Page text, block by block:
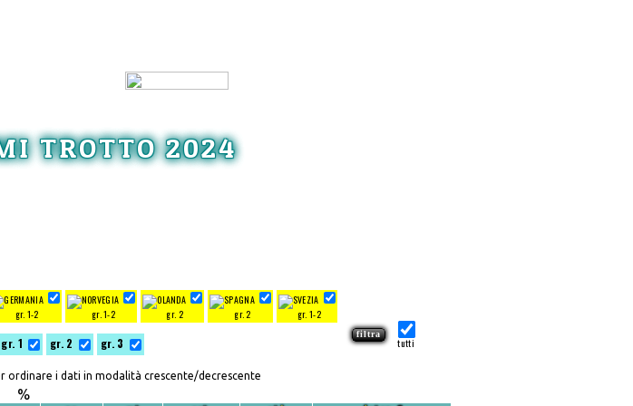
TROTTO 2024
gr. 1-2 gr. 1-2 gr. 2 gr. 2 gr. 1-2
gr. 1 gr. 2 gr. 3 tutti
ordinare i dati in modalità crescente/decrescente
%